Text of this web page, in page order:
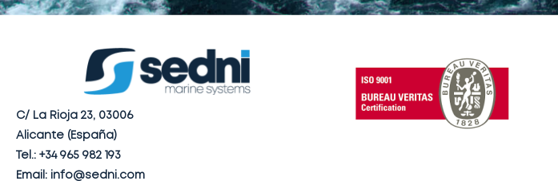
C/ La Rioja 23, 03006
Alicante (España)
Tel.: +34 965 982 193
Email: info@sedni.com